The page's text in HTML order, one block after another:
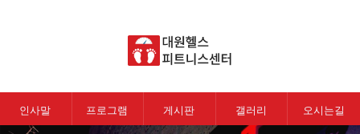
인사말 프로그램 게시판 갤러리 오시는길